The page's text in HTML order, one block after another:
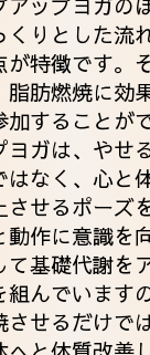
くりとした流
が特徴です。
肪燃焼に効
することが
ヨガは、やせ
はなく、心と
させるポーズ
動作に意識を
て基礎代謝を
組んでいます
させるだけで